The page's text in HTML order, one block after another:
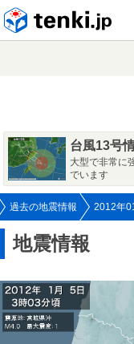
台風13号
大型で非常に
でいます
過去の地震情報 2012年
地震情報